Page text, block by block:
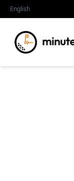
English